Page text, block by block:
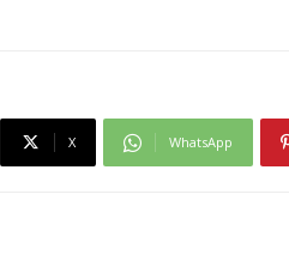
X WhatsApp